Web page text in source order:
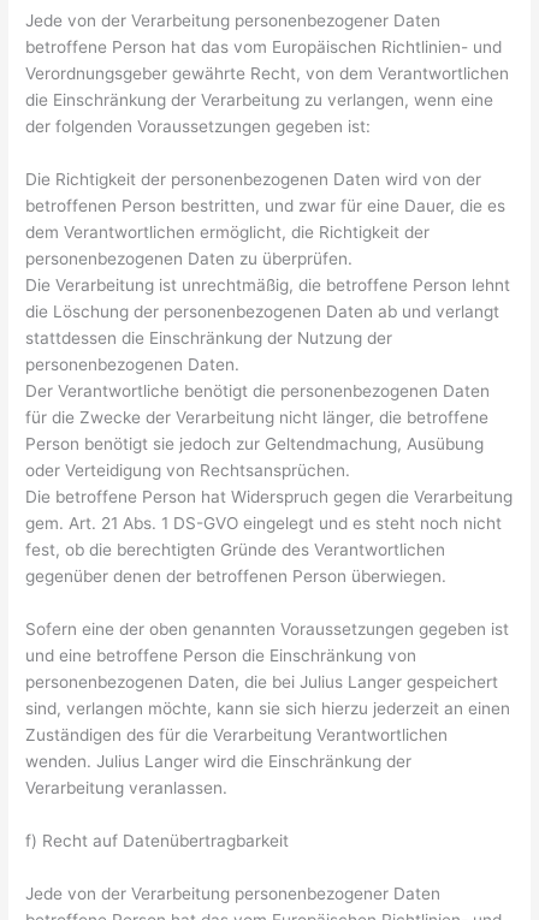
Jede von der Verarbeitung personenbezogener Daten
betroffene Person hat das vom Europäischen Richtlinien- und
Verordnungsgeber gewährte Recht, von dem Verantwortlichen
die Einschränkung der Verarbeitung zu verlangen, wenn eine
der folgenden Voraussetzungen gegeben ist:
Die Richtigkeit der personenbezogenen Daten wird von der
betroffenen Person bestritten, und zwar für eine Dauer, die es
dem Verantwortlichen ermöglicht, die Richtigkeit der
personenbezogenen Daten zu überprüfen.
Die Verarbeitung ist unrechtmäßig, die betroffene Person lehnt
die Löschung der personenbezogenen Daten ab und verlangt
stattdessen die Einschränkung der Nutzung der
personenbezogenen Daten.
Der Verantwortliche benötigt die personenbezogenen Daten
für die Zwecke der Verarbeitung nicht länger, die betroffene
Person benötigt sie jedoch zur Geltendmachung, Ausübung
oder Verteidigung von Rechtsansprüchen.
Die betroffene Person hat Widerspruch gegen die Verarbeitung
gem. Art. 21 Abs. 1 DS-GVO eingelegt und es steht noch nicht
fest, ob die berechtigten Gründe des Verantwortlichen
gegenüber denen der betroffenen Person überwiegen.
Sofern eine der oben genannten Voraussetzungen gegeben ist
und eine betroffene Person die Einschränkung von
personenbezogenen Daten, die bei Julius Langer gespeichert
sind, verlangen möchte, kann sie sich hierzu jederzeit an einen
Zuständigen des für die Verarbeitung Verantwortlichen
wenden. Julius Langer wird die Einschränkung der
Verarbeitung veranlassen.
f) Recht auf Datenübertragbarkeit
Jede von der Verarbeitung personenbezogener Daten